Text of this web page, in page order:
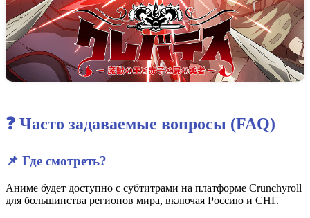
❓ Часто задаваемые вопросы (FAQ)
📌 Где смотреть?
Аниме будет доступно с субтитрами на платформе Crunchyroll
для большинства регионов мира, включая Россию и СНГ.